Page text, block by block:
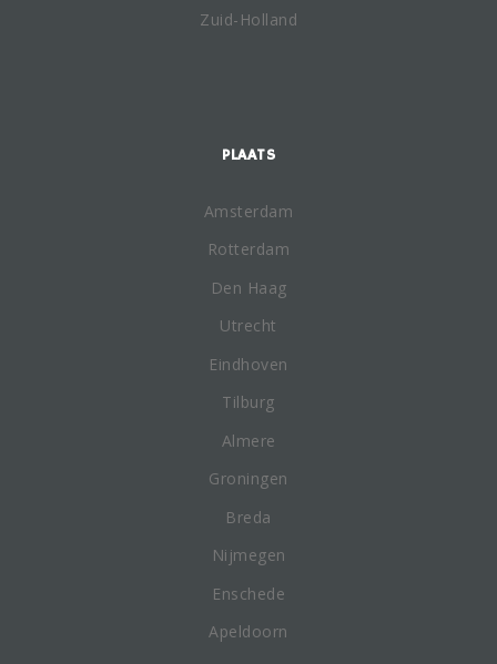
Zuid-Holland
PLAATS
Amsterdam
Rotterdam
Den Haag
Utrecht
Eindhoven
Tilburg
Almere
Groningen
Breda
Nijmegen
Enschede
Apeldoorn